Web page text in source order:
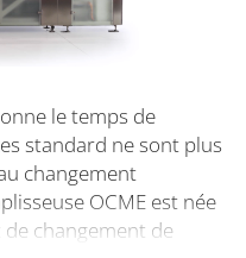
le temps de
standard ne sont plus
changement
OCME est née
changement de